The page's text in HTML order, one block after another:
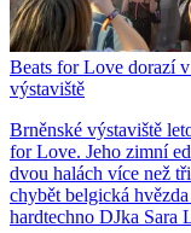
Beats for Love dorazí
výstaviště
Brněnské výstaviště
for Love. Jeho zimní
dvou halách více než
chybět belgická
hardtechno DJka Sara